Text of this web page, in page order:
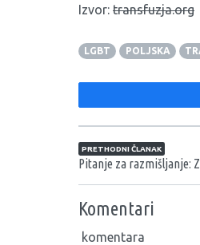
Izvor: transfuzja.org
LGBT POLJSKA
Navigacija
PRETHODNI ČLANAK
Pitanje za razmišljanje:
Komentari
komentara